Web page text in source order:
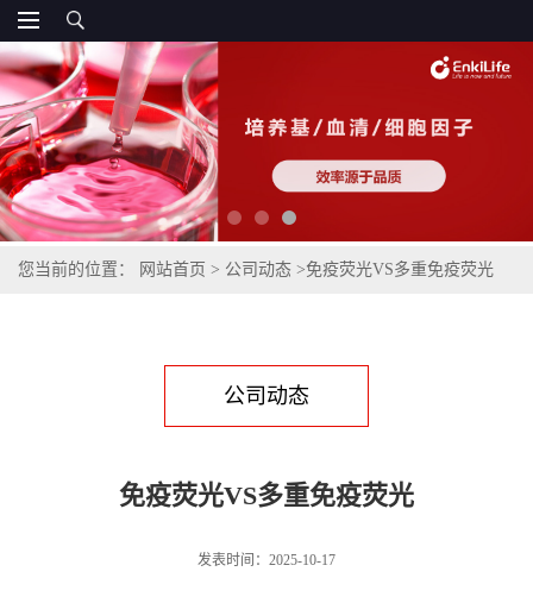
您当前的位置： 网站首页 > 公司动态 >免疫荧光VS多重免疫荧光
公司动态
免疫荧光VS多重免疫荧光
发表时间：2025-10-17